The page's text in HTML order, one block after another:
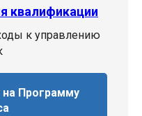
квалификации
к управлению
на Программу